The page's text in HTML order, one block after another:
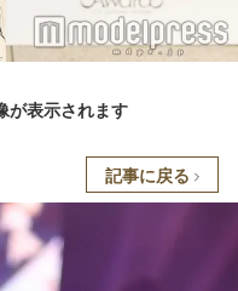
が表示されます
記事に戻る